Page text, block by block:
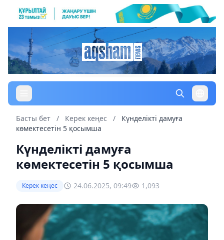
Басты бет / Керек кеңес /
Күнделікті дамуға
көмектесетін 5 қосымша
Күнделікті дамуға
көмектесетін 5 қосымша
Керек кеңес 24.06.2025, 09:49 1,093